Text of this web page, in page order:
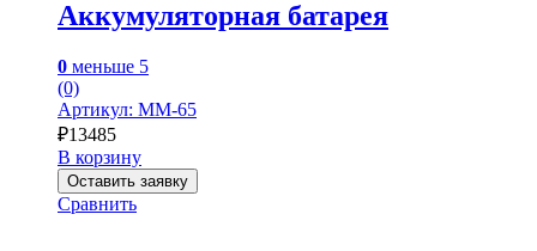
Аккумуляторная батарея
0 меньше 5
(0)
Артикул: MM-65
₽13485
В корзину
Оставить заявку
Сравнить